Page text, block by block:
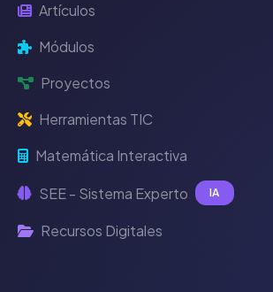
Artículos
Módulos
Proyectos
Herramientas TIC
Matemática Interactiva
SEE - Sistema Experto IA
Recursos Digitales